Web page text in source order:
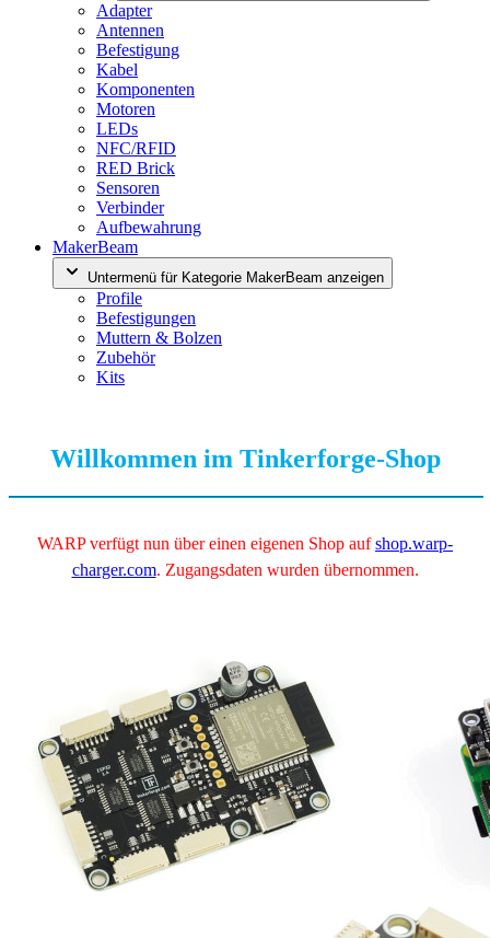
Adapter
Antennen
Befestigung
Kabel
Komponenten
Motoren
LEDs
NFC/RFID
RED Brick
Sensoren
Verbinder
Aufbewahrung
MakerBeam
Untermenü für Kategorie MakerBeam anzeigen
Profile
Befestigungen
Muttern & Bolzen
Zubehör
Kits
Willkommen im Tinkerforge-Shop
WARP verfügt nun über einen eigenen Shop aufshop.warp-
charger.com. Zugangsdaten wurden übernommen.